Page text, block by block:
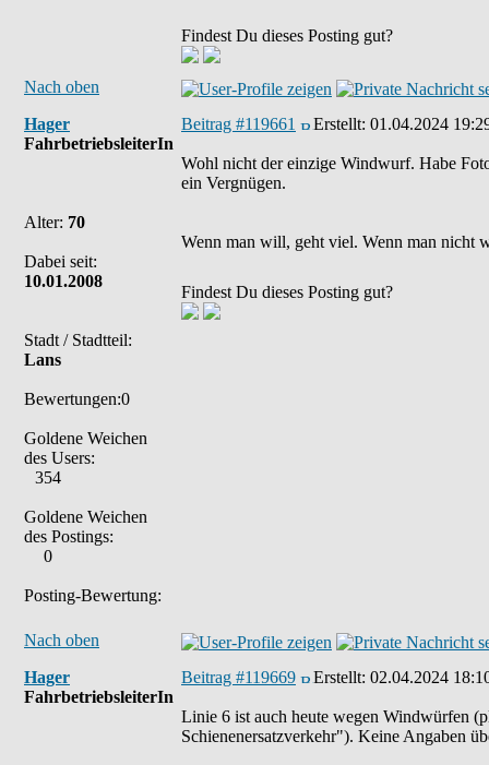
Findest Du dieses Posting gut?
Nach oben
Hager
FahrbetriebsleiterIn
Alter: 70
Dabei seit:
10.01.2008
Stadt / Stadtteil:
Lans
Bewertungen:0
Goldene Weichen
des Users:
354
Goldene Weichen
des Postings:
0
Posting-Bewertung:
Beitrag #119661 Erstellt: 01.04.2024
Wohl nicht der einzige Windwurf. Habe
ein Vergnügen.
Wenn man will, geht viel. Wenn man nicht
Findest Du dieses Posting gut?
Nach oben
Hager
FahrbetriebsleiterIn
Beitrag #119669 Erstellt: 02.04.2024
Linie 6 ist auch heute wegen Windwürfen
Schienenersatzverkehr"). Keine Angaben